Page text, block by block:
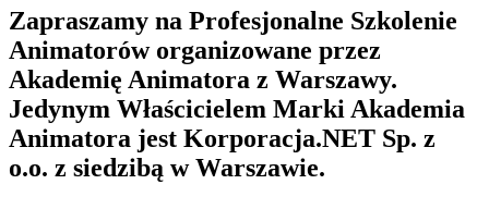
Zapraszamy na Profesjonalne Szkolenie
Animatorów organizowane przez
Akademię Animatora z Warszawy.
Jedynym Właścicielem Marki Akademia
Animatora jest Korporacja.NET Sp. z
o.o. z siedzibą w Warszawie.